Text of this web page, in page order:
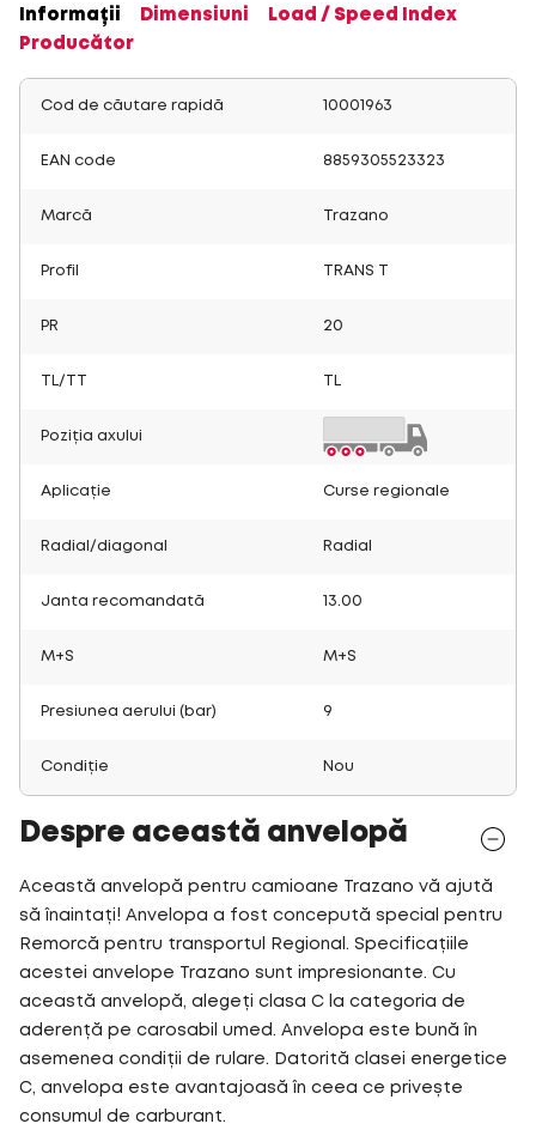
Informații Dimensiuni
Load / Speed Index
Producător
Cod de căutare rapidă 10001963
EAN code 8859305523323
Marcă Trazano
Profil TRANS T
PR 20
TL/TT
Poziția axului
Aplicație Curse regionale
Radial/diagonal Radial
Janta recomandată 13.00
M+S M+S
Presiunea aerului (bar) 9
Condiție Nou
Despre această anvelopă
Această anvelopă pentru camioane Trazano vă ajută
să înaintați! Anvelopa a fost concepută special pentru
Remorcă pentru transportul Regional. Specificațiile
acestei anvelope Trazano sunt impresionante. Cu
această anvelopă, alegeți clasa C la categoria de
aderență pe carosabil umed. Anvelopa este bună în
asemenea condiții de rulare. Datorită clasei energetice
C, anvelopa este avantajoasă în ceea ce privește
consumul de carburant.